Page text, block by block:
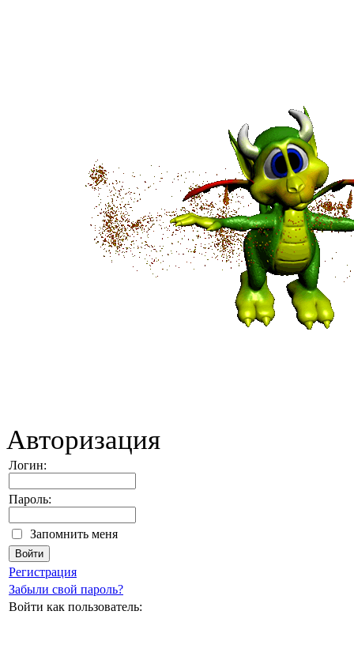
Авторизация
Логин:
Пароль:
Запомнить меня
Регистрация
Забыли свой пароль?
Войти как пользователь: